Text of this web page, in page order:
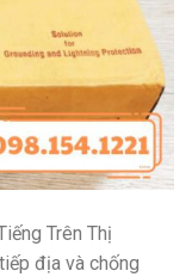
Trên Thị
địa và chống